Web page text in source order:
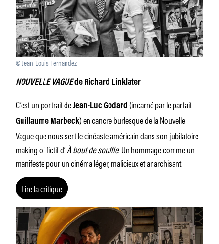
© Jean-Louis Fernandez
NOUVELLE VAGUEde Richard Linklater
C’est un portrait deJean-Luc Godard (incarné par le parfait
Guillaume Marbeck) en cancre burlesque de la Nouvelle
Vague que nous sert le cinéaste américain dans son jubilatoire
making of fictif d’À bout de souffle. Un hommage comme un
manifeste pour un cinéma léger, malicieux et anarchisant.
Lire la critique